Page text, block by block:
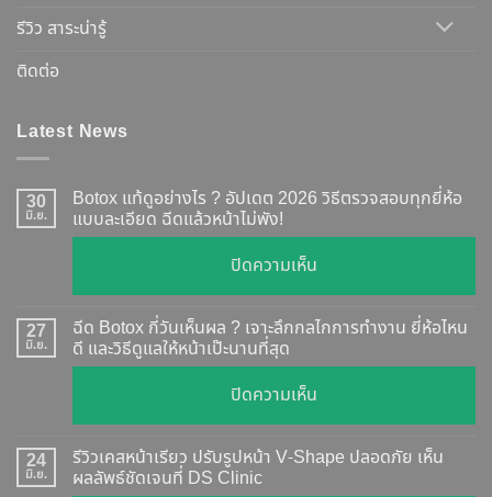
รีวิว สาระน่ารู้
ติดต่อ
Latest News
30
มิ.ย.
Botox แท้ดูอย่างไร ? อัปเดต 2026 วิธีตรวจสอบทุกยี่ห้อ
แบบละเอียด ฉีดแล้วหน้าไม่พัง!
ปิดความเห็น
Botox
แท้
อย่างไร
อัปเดต
2026
27
มิ.ย.
ฉีด Botox กี่วันเห็นผล ? เจาะลึกกลไกการทำงาน ยี่ห้อไหน
ดี และวิธีดูแลให้หน้าเป๊ะนานที่สุด
ปิดความเห็น
ฉีด
Botox
24
มิ.ย.
รีวิวเคสหน้าเรียว ปรับรูปหน้า V-Shape ปลอดภัย เห็น
ผลลัพธ์ชัดเจนที่ DS Clinic